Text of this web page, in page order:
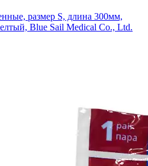
размер S, длина 300мм,
Blue Sail Medical Co., Ltd.